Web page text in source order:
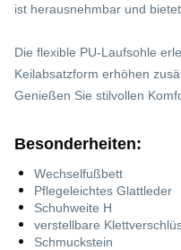
ist herausnehmbar und
Die flexible PU-Laufsohle
Keilabsatzform erhöhen
Genießen Sie stilvollen
Besonderheiten:
Wechselfußbett
Pflegeleichtes Glattleder
Schuhweite H
verstellbare
Schmuckstein